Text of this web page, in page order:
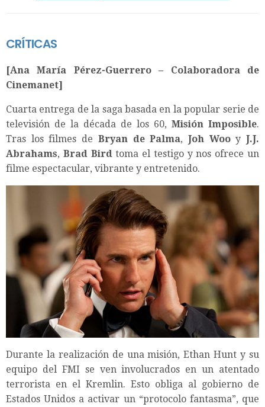
CRÍTICAS
[Ana María Pérez-Guerrero – Colaboradora de
Cinemanet]
Cuarta entrega de la saga basada en la popular serie de
televisión de la década de los 60, Misión Imposible.
Tras los filmes de Bryan de Palma, Joh Wooy J.J.
Abrahams, Brad Birdtoma el testigo y nos ofrece un
filme espectacular, vibrante y entretenido.
Durante la realización de una misión, Ethan Hunt y su
equipo del FMI se ven involucrados en un atentado
terrorista en el Kremlin. Esto obliga al gobierno de
Estados Unidos a activar un “protocolo fantasma”, que